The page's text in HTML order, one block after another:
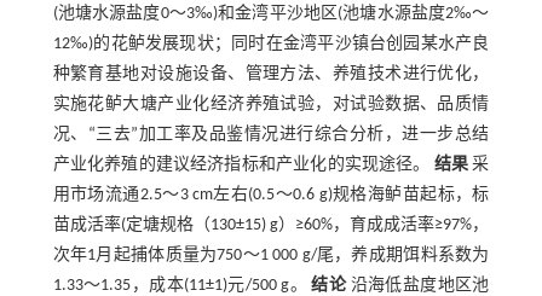
(池塘水源盐度0～3‰)和金湾平沙地区(池塘水源盐度2‰～
12‰)的花鲈发展现状；同时在金湾平沙镇台创园某水产良
种繁育基地对设施设备、管理方法、养殖技术进行优化，
实施花鲈大塘产业化经济养殖试验，对试验数据、品质情
况、“三去”加工率及品鉴情况进行综合分析，进一步总结
产业化养殖的建议经济指标和产业化的实现途径。 结果 采
用市场流通2.5～3 cm左右(0.5～0.6 g)规格海鲈苗起标，标
苗成活率(定塘规格（130±15) g）≥60%，育成成活率≥97%，
次年1月起捕体质量为750～1 000 g/尾，养成期饵料系数为
1.33～1.35，成本(11±1)元/500 g。结论沿海低盐度地区池